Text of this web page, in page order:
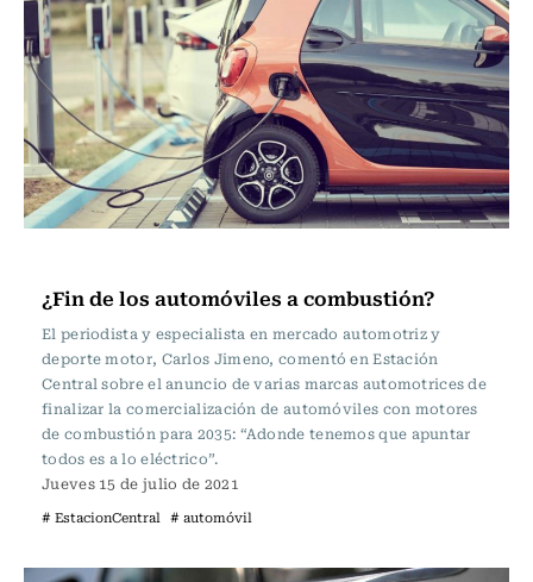
¿Fin de los automóviles a combustión?
El periodista y especialista en mercado automotriz y
deporte motor, Carlos Jimeno, comentó en Estación
Central sobre el anuncio de varias marcas automotrices de
finalizar la comercialización de automóviles con motores
de combustión para 2035: “Adonde tenemos que apuntar
todos es a lo eléctrico”.
Jueves 15 de julio de 2021
# EstacionCentral # automóvil